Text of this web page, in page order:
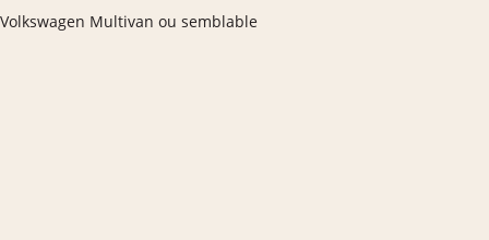
Volkswagen Multivan ou semblable